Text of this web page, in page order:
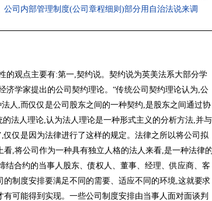
司内部管理制度(公司章程细则)部分用自治法说来调
的观点主要有:第一,契约说。契约说为英美法系大部分学
学家提出的公司契约理论。“传统公司契约理论认为,公
人,而仅仅是公司股东之间的一种契约,是股东之间通过协
法人理论,认为法人理论是一种形式主义的分析方法,并与
仅是因为法律进行了这样的规定。法律之所以将公司拟
,将公司作为一种具有独立人格的法人来看,是一种法律
结合约的当事人股东、债权人、董事、经理、供应商、客
制度安排要满足不同的需要、适应不同的环境,这就要求
可能得到实现。一些公司制度安排由当事人面对面谈判